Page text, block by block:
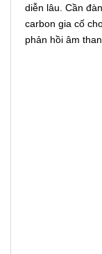
diễn lâu. Cần
carbon gia cố
phản hồi âm